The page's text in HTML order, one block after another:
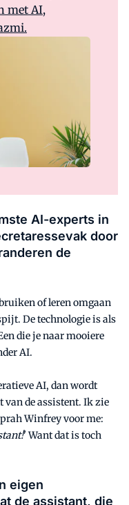
met AI,
AI-experts in
door
de
of leren omgaan
De technologie is als
die je naar mooiere
AI.
AI, dan wordt
de assistent. Ik zie
Winfrey voor me:
' Want dat is toch
eigen
de assistant, die